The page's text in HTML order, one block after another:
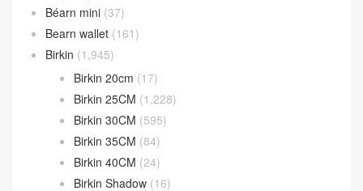
Béarn mini (37)
Bearn wallet (161)
Birkin (1,945)
Birkin 20cm (17)
Birkin 25CM (1,228)
Birkin 30CM (595)
Birkin 35CM (84)
Birkin 40CM (24)
Birkin Shadow (16)